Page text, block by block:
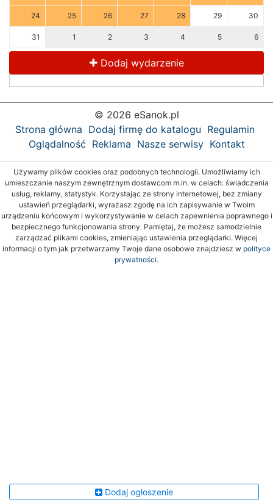
24 25 26 27 28 29 30
31 1 2 3 4 5 6
Dodaj wydarzenie
© 2026 eSanok.pl
Strona główna Dodaj firmę do katalogu Regulamin
Oglądalność Reklama Nasze serwisy Kontakt
Używamy plików cookies oraz podobnych technologii. Umożliwiamy ich
umieszczanie naszym zewnętrznym dostawcom m.in. w celach: świadczenia
usług, reklamy, statystyk. Korzystając ze strony internetowej, bez zmiany
ustawień przeglądarki, wyrażasz zgodę na ich zapisywanie w Twoim
urządzeniu końcowym i wykorzystywanie w celach zapewnienia poprawnego i
bezpiecznego funkcjonowania strony. Pamiętaj, że możesz samodzielnie
zarządzać plikami cookies, zmieniając ustawienia przeglądarki. Więcej
informacji o tym jak przetwarzamy Twoje dane osobowe znajdziesz w polityce
prywatności.
Dodaj ogłoszenie